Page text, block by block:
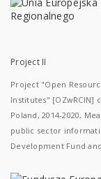
Project II
Project "Open
Institutes" [OZwRCIN]
Poland, 2014-2020,
public sector
Development Fund